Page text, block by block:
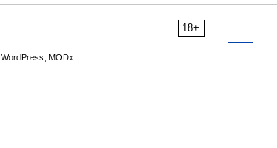
18+
WordPress, MODx.